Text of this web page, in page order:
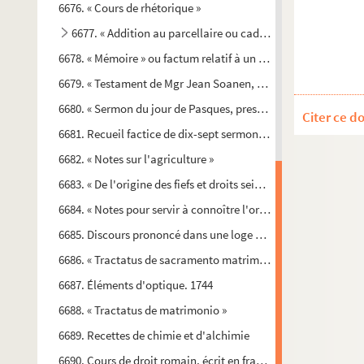
6676. « Cours de rhétorique »
6677. « Addition au parcellaire ou cadastre du lieu de la
6678. « Mémoire » ou factum relatif à un procès soutenu par
6679. « Testament de Mgr Jean Soanen, évêque de Senez,
6680. « Sermon du jour de Pasques, presché par Mgr.
6681. Recueil factice de dix-sept sermons sur divers points
6682. « Notes sur l'agriculture »
6683. « De l'origine des fiefs et droits seigneuriaux,
6684. « Notes pour servir à connoître l'origine des fiefs. » 1757
6685. Discours prononcé dans une loge de francs-maçons
6686. « Tractatus de sacramento matrimonii »
6687. Éléments d'optique. 1744
6688. « Tractatus de matrimonio »
6689. Recettes de chimie et d'alchimie
6690. Cours de droit romain, écrit en français, commencé en
Citer ce